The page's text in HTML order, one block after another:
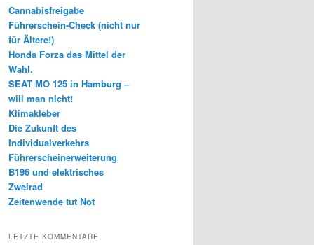
Cannabisfreigabe
Führerschein-Check (nicht nur
für Ältere!)
Honda Forza das Mittel der
Wahl.
SEAT MO 125 in Hamburg –
will man nicht!
Klimakleber
Die Zukunft des
Individualverkehrs
Führerscheinerweiterung
B196 und elektrisches
Zweirad
Zeitenwende tut Not
LETZTE KOMMENTARE